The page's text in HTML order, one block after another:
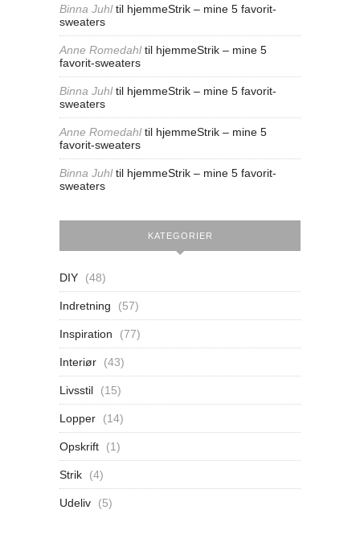
Binna Juhltil hjemmeStrik – mine 5 favorit-
sweaters
Anne Romedahltil hjemmeStrik – mine 5
favorit-sweaters
Binna Juhltil hjemmeStrik – mine 5 favorit-
sweaters
Anne Romedahltil hjemmeStrik – mine 5
favorit-sweaters
Binna Juhltil hjemmeStrik – mine 5 favorit-
sweaters
KATEGORIER
DIY (48)
Indretning (57)
Inspiration (77)
Interiør (43)
Livsstil (15)
Lopper (14)
Opskrift (1)
Strik (4)
Udeliv (5)